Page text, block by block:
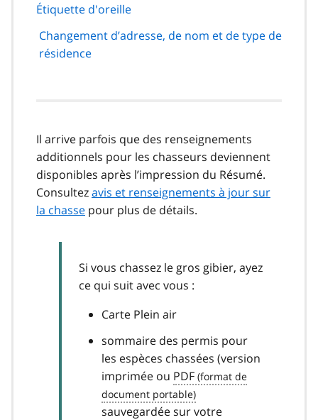
Étiquette d'oreille
Changement d’adresse, de nom et de type de
résidence
Il arrive parfois que des renseignements
additionnels pour les chasseurs deviennent
disponibles après l’impression du Résumé.
Consultezavis et renseignements à jour sur
la chasse pour plus de détails.
Si vous chassez le gros gibier, ayez
ce qui suit avec vous :
Carte Plein air
sommaire des permis pour
les espèces chassées (version
imprimée ou PDF
sauvegardée sur votre